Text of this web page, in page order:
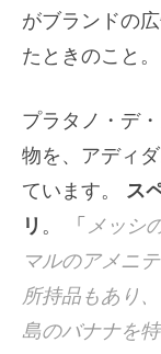
がブランドの
たときのこと。
プラタノ・デ
物を、アディ
ています。
ス
リ 。 「メッシ
マルのアメニ
所持品もあり
島のバナナを